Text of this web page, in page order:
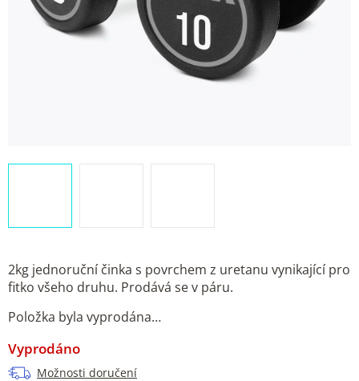
2kg jednoruční činka s povrchem z uretanu vynikající pro
fitko všeho druhu. Prodává se v páru.
Položka byla vyprodána…
Vyprodáno
Možnosti doručení